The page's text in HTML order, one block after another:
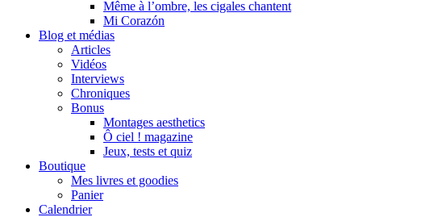
Même à l’ombre, les cigales chantent
Mi Corazón
Blog et médias
Articles
Vidéos
Interviews
Chroniques
Bonus
Montages aesthetics
Ô ciel ! magazine
Jeux, tests et quiz
Boutique
Mes livres et goodies
Panier
Calendrier